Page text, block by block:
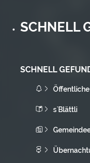
SCHNELL
SCHNELL
s`Blättli